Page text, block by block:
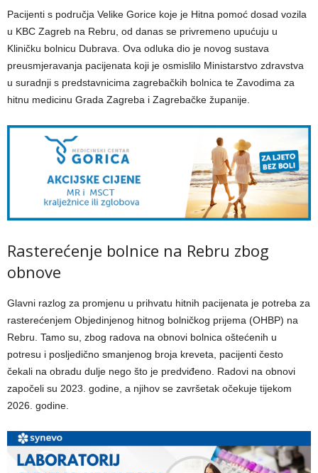
Pacijenti s područja Velike Gorice koje je Hitna pomoć dosad vozila
u KBC Zagreb na Rebru, od danas se privremeno upućuju u
Kliničku bolnicu Dubrava. Ova odluka dio je novog sustava
preusmjeravanja pacijenata koji je osmislilo Ministarstvo zdravstva
u suradnji s predstavnicima zagrebačkih bolnica te Zavodima za
hitnu medicinu Grada Zagreba i Zagrebačke županije.
Rasterećenje bolnice na Rebru zbog
obnove
Glavni razlog za promjenu u prihvatu hitnih pacijenata je potreba za
rasterećenjem Objedinjenog hitnog bolničkog prijema (OHBP) na
Rebru. Tamo su, zbog radova na obnovi bolnica oštećenih u
potresu i posljedično smanjenog broja kreveta, pacijenti često
čekali na obradu dulje nego što je predviđeno. Radovi na obnovi
započeli su 2023. godine, a njihov se završetak očekuje tijekom
2026. godine.